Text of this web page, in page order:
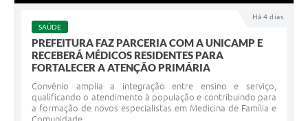
Há 4 dias
SAÚDE
PREFEITURA FAZ PARCERIA COM A UNICAMP E
RECEBERÁ MÉDICOS RESIDENTES PARA
FORTALECER A ATENÇÃO PRIMÁRIA
Convênio amplia a integração entre ensino e serviço,
qualificando o atendimento à população e contribuindo para
a formação de novos especialistas em Medicina de Família e
Comunidade